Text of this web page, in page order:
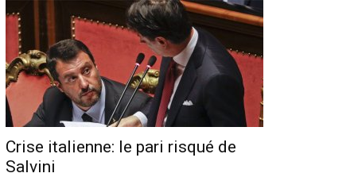
Crise italienne: le pari risqué de
Salvini